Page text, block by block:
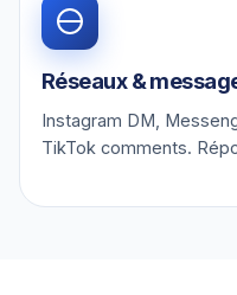
Réseaux &
Instagram DM,
TikTok comments.